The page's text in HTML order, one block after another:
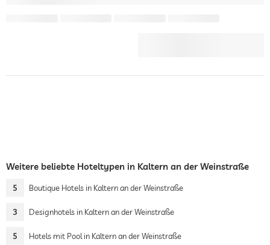
Weitere beliebte Hoteltypen in Kaltern an der Weinstraße
5 Boutique Hotels in Kaltern an der Weinstraße
3 Designhotels in Kaltern an der Weinstraße
5 Hotels mit Pool in Kaltern an der Weinstraße